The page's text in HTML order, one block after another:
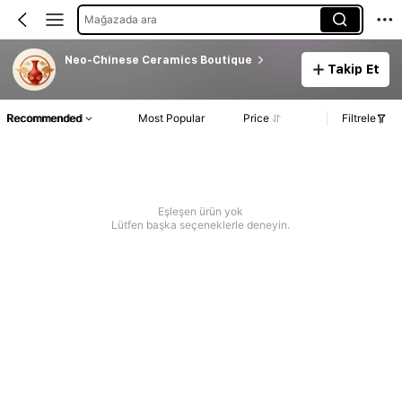
Mağazada ara
Neo-Chinese Ceramics Boutique
Takip Et
Recommended Most Popular Price Filtrele
Eşleşen ürün yok
Lütfen başka seçeneklerle deneyin.